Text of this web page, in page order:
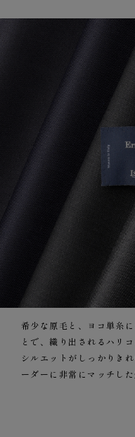
希少な原毛と、ヨコ単糸
とで、織り出されるハリ
シルエットがしっかりき
ーダーに非常にマッチした